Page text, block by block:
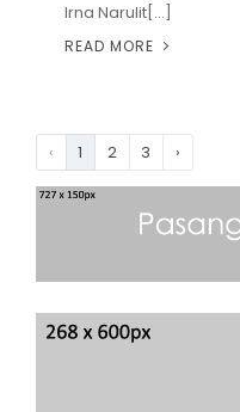
Irna Narulit[...]
READ MORE
‹ 1 2 3 ›